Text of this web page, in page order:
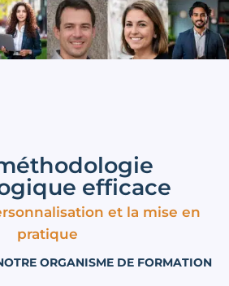
efficace
et la mise en
pratique
ORGANISME DE FORMATION